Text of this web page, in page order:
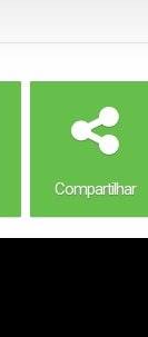
Compartilhar